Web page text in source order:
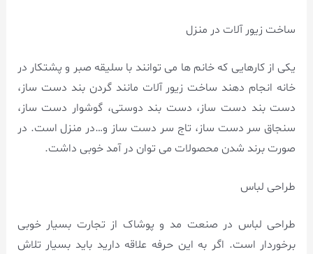
ساخت زیور آلات در منزل
یکی از کارهایی که خانم ها می توانند با سلیقه صبر و پشتکار در
خانه انجام دهند ساخت زیور آلات مانند گردن بند دست ساز،
دست بند دست ساز، دست بند دوستی، گوشوار دست ساز،
سنجاق سر دست ساز، تاج سر دست ساز و…در منزل است. در
صورت برند شدن محصولات می توان در آمد خوبی داشت.
طراحی لباس
طراحی لباس در صنعت مد و پوشاک از تجارت بسیار خوبی
برخوردار است. اگر به این حرفه علاقه دارید باید بسیار تلاش